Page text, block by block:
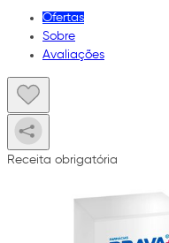
Ofertas
Sobre
Avaliações
Receita obrigatória